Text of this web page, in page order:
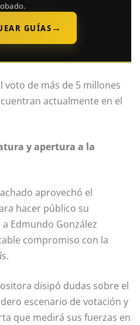
GUÍAS →
voto de más de 5 millones
actualmente en el
y apertura a la
aprovechó el
hacer público su
Edmundo González
compromiso con la
disipó dudas sobre el
escenario de votación y
que medirá sus fuerzas en